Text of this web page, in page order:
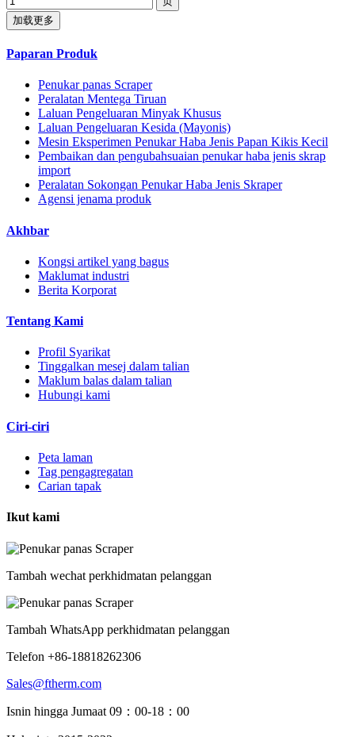
加载更多
Paparan Produk
Penukar panas Scraper
Peralatan Mentega Tiruan
Laluan Pengeluaran Minyak Khusus
Laluan Pengeluaran Kesida (Mayonis)
Mesin Eksperimen Penukar Haba Jenis Papan Kikis Kecil
Pembaikan dan pengubahsuaian penukar haba jenis skrap
import
Peralatan Sokongan Penukar Haba Jenis Skraper
Agensi jenama produk
Akhbar
Kongsi artikel yang bagus
Maklumat industri
Berita Korporat
Tentang Kami
Profil Syarikat
Tinggalkan mesej dalam talian
Maklum balas dalam talian
Hubungi kami
Ciri-ciri
Peta laman
Tag pengagregatan
Carian tapak
Ikut kami
Tambah wechat perkhidmatan pelanggan
Tambah WhatsApp perkhidmatan pelanggan
Telefon +86-18818262306
Sales@ftherm.com
Isnin hingga Jumaat 09：00-18：00